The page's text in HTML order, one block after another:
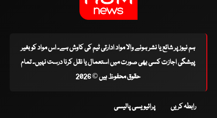
ہم نیوز پر شائع یا نشر ہونے والا مواد ادارتی ٹیم کی کاوش ہے۔ اس مواد کو بغیر
پیشگی اجازت کسی بھی صورت میں استعمال یا نقل کرنا درست نہیں۔ تمام
حقوق محفوظ ہیں © 2026
رابطہ کریں پرائیویسی پالیسی